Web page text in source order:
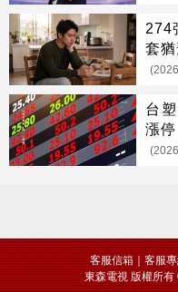
274
套
台
漲
客服信箱｜客服
東森電視 版權所